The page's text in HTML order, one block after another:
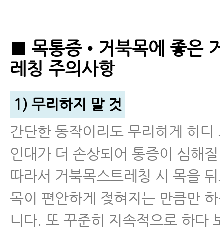
■ 목통증•거북목에 좋은
레칭 주의사항
1) 무리하지 말 것
간단한 동작이라도 무리하게 하다
인대가 더 손상되어 통증이 심해
따라서 거북목스트레칭 시 목을
목이 편안하게 젖혀지는 만큼만
니다. 또 꾸준히 지속적으로 하다